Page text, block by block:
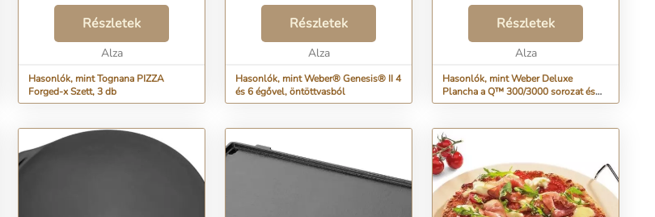
Részletek
Alza
Hasonlók, mint Tognana PIZZA
Forged-x Szett, 3 db
Részletek
Alza
Hasonlók, mint Weber® Genesis® II 4
és 6 égővel, öntöttvasból
Részletek
Alza
Hasonlók, mint Weber Deluxe
Plancha a Q™ 300/3000 sorozat és
nagyobb grillekhez